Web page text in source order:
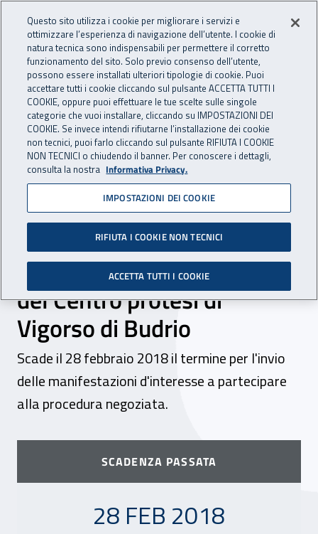
INAIL - Istituto Nazionale
Apri cerca
Navigazione principale
Navigazione - Ti trovi in:
Home Inail comunica Scadenze Scadenza
DC Assistenza Protesica e
Riabilitazione: procedura
negoziata per l'affidamento
del servizio di barbiere e
parrucchiere per gli assistiti
del Centro protesi di
Vigorso di Budrio
Scade il 28 febbraio 2018 il termine per l'invio
delle manifestazioni d'interesse a partecipare
alla procedura negoziata.
SCADENZA PASSATA
28 FEBBRAIO 2018
28 FEB 2018
Questo sito utilizza i cookie per migliorare i servizi e
ottimizzare l’esperienza di navigazione dell’utente. I cookie di
natura tecnica sono indispensabili per permettere il corretto
funzionamento del sito. Solo previo consenso dell’utente,
possono essere installati ulteriori tipologie di cookie. Puoi
accettare tutti i cookie cliccando sul pulsante ACCETTA TUTTI I
COOKIE, oppure puoi effettuare le tue scelte sulle singole
categorie che vuoi installare, cliccando su IMPOSTAZIONI DEI
COOKIE. Se invece intendi rifiutarne l’installazione dei cookie
non tecnici, puoi farlo cliccando sul pulsante RIFIUTA I COOKIE
NON TECNICI o chiudendo il banner. Per conoscere i dettagli,
consulta la nostra Informativa Privacy.
IMPOSTAZIONI DEI COOKIE
RIFIUTA I COOKIE NON TECNICI
ACCETTA TUTTI I COOKIE